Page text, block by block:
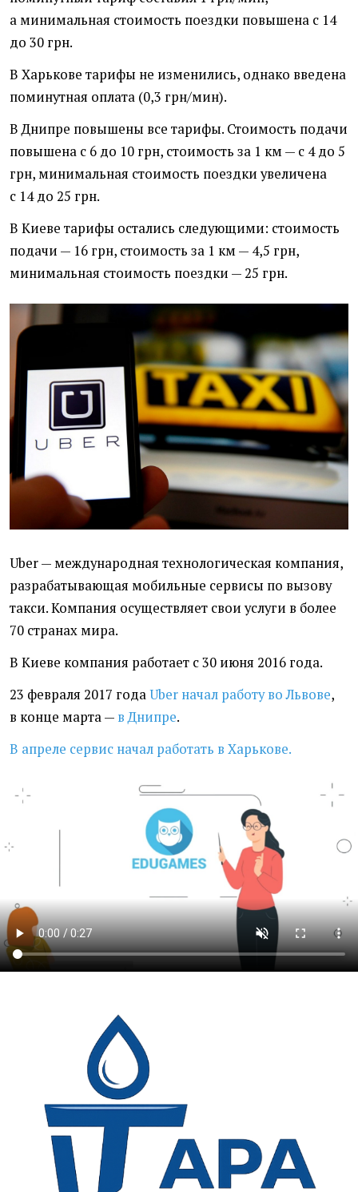
а минимальная стоимость поездки повышена с 14
до 30 грн.
В Харькове тарифы не изменились, однако введена
поминутная оплата (0,3 грн/мин).
В Днипре повышены все тарифы. Стоимость подачи
повышена с 6 до 10 грн, стоимость за 1 км — с 4 до 5
грн, минимальная стоимость поездки увеличена
с 14 до 25 грн.
В Киеве тарифы остались следующими: стоимость
подачи — 16 грн, стоимость за 1 км — 4,5 грн,
минимальная стоимость поездки — 25 грн.
Uber — международная технологическая компания,
разрабатывающая мобильные сервисы по вызову
такси. Компания осуществляет свои услуги в более
70 странах мира.
В Киеве компания работает с 30 июня 2016 года.
23 февраля 2017 годаUber начал работу во Львове,
в конце марта — в Днипре.
В апреле сервис начал работать в Харькове.